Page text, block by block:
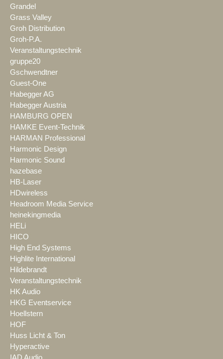
Grandel
Grass Valley
Groh Distribution
Groh-P.A.
Veranstaltungstechnik
gruppe20
Gschwendtner
Guest-One
Habegger AG
Habegger Austria
HAMBURG OPEN
HAMKE Event-Technik
HARMAN Professional
Harmonic Design
Harmonic Sound
hazebase
HB-Laser
HDwireless
Headroom Media Service
heinekingmedia
HELi
HICO
High End Systems
Highlite International
Hildebrandt
Veranstaltungstechnik
HK Audio
HKG Eventservice
Hoellstern
HOF
Huss Licht & Ton
Hyperactive
IAD Audio